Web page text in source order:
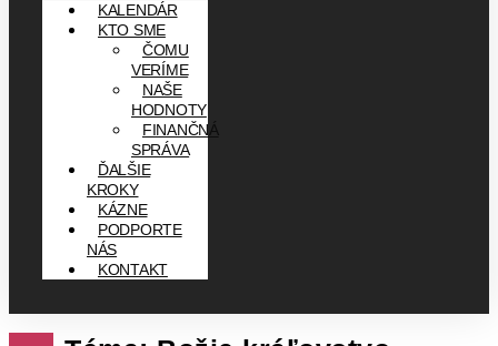
KALENDÁR
KTO SME
ČOMU
VERÍME
NAŠE
HODNOTY
FINANČNÁ
SPRÁVA
ĎALŠIE
KROKY
KÁZNE
PODPORTE
NÁS
KONTAKT